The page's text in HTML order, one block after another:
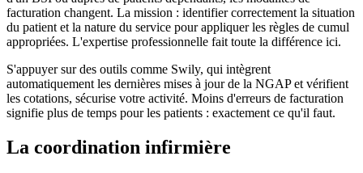
facturation changent. La mission : identifier correctement la situation
du patient et la nature du service pour appliquer les règles de cumul
appropriées. L'expertise professionnelle fait toute la différence ici.
S'appuyer sur des outils comme Swily, qui intègrent
automatiquement les dernières mises à jour de la NGAP et vérifient
les cotations, sécurise votre activité. Moins d'erreurs de facturation
signifie plus de temps pour les patients : exactement ce qu'il faut.
La coordination infirmière